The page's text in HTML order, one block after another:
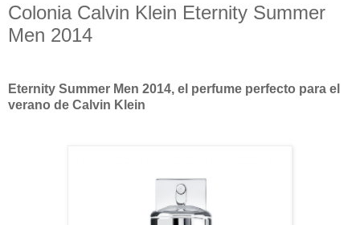
Colonia Calvin Klein Eternity Summer
Men 2014
Eternity Summer Men 2014, el perfume perfecto para el
verano de Calvin Klein